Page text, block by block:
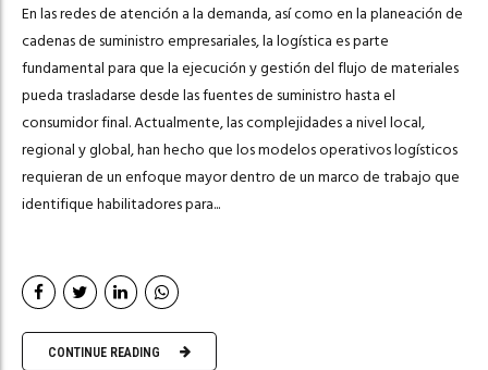
En las redes de atención a la demanda, así como en la planeación de
cadenas de suministro empresariales, la logística es parte
fundamental para que la ejecución y gestión del flujo de materiales
pueda trasladarse desde las fuentes de suministro hasta el
consumidor final. Actualmente, las complejidades a nivel local,
regional y global, han hecho que los modelos operativos logísticos
requieran de un enfoque mayor dentro de un marco de trabajo que
identifique habilitadores para...
CONTINUE READING